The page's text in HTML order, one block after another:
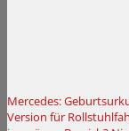
Mercedes:
Version für